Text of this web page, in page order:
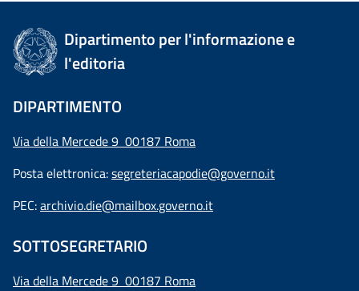
Dipartimento per l'informazione e
l'editoria
DIPARTIMENTO
Via della Mercede 9 00187 Roma
Posta elettronica:segreteriacapodie@governo.it
PEC:archivio.die@mailbox.governo.it
SOTTOSEGRETARIO
Via della Mercede 9 00187 Roma